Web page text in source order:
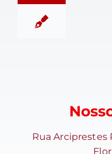
Rua Arciprestes